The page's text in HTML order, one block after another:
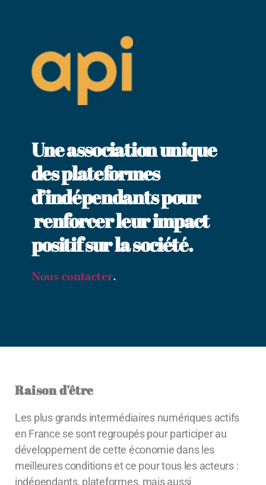
Une association unique
des plateformes
d’indépendants pour
renforcer leur impact
positif sur la société.
Nous contacter.
Raison d’être
Les plus grands intermédiaires numériques actifs
en France se sont regroupés pour participer au
développement de cette économie dans les
meilleures conditions et ce pour tous les acteurs :
indépendants, plateformes, mais aussi